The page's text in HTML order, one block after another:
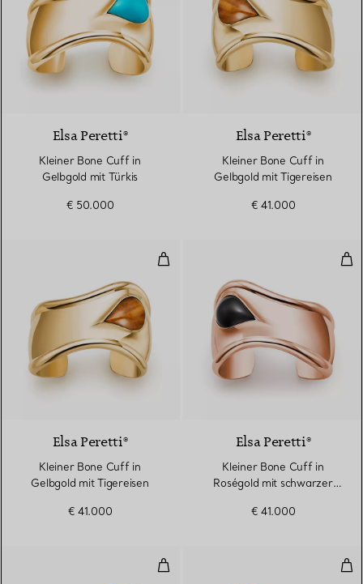
Elsa Peretti®
Kleiner Bone Cuff in
Gelbgold mit Türkis
€ 50.000
Elsa Peretti®
Kleiner Bone Cuff in
Gelbgold mit Tigereisen
€ 41.000
Kleiner Bone Cuff in Gelbgold
Elsa Peretti®
Kleiner Bone Cuff in
Gelbgold mit Tigereisen
€ 41.000
Elsa Peretti®
Kleiner Bone Cuff in
Roségold mit schwarzer
€ 41.000
Kleiner Bone Cuff in Roségold